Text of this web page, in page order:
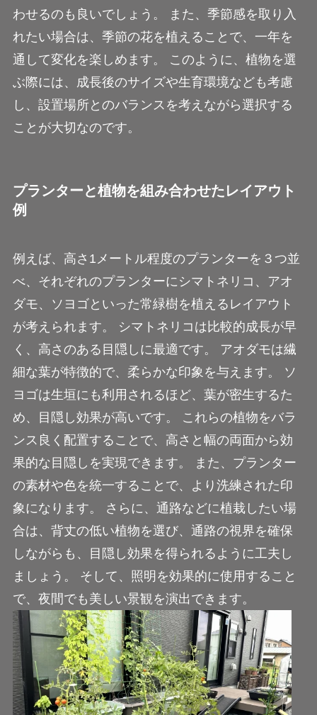
わせるのも良いでしょう。 また、季節感を取り入
れたい場合は、季節の花を植えることで、一年を
通して変化を楽しめます。 このように、植物を選
ぶ際には、成長後のサイズや生育環境なども考慮
し、設置場所とのバランスを考えながら選択する
ことが大切なのです。
プランターと植物を組み合わせたレイアウト
例
例えば、高さ1メートル程度のプランターを３つ並
べ、それぞれのプランターにシマトネリコ、アオ
ダモ、ソヨゴといった常緑樹を植えるレイアウト
が考えられます。 シマトネリコは比較的成長が早
く、高さのある目隠しに最適です。 アオダモは繊
細な葉が特徴的で、柔らかな印象を与えます。 ソ
ヨゴは生垣にも利用されるほど、葉が密生するた
め、目隠し効果が高いです。 これらの植物をバラ
ンス良く配置することで、高さと幅の両面から効
果的な目隠しを実現できます。 また、プランター
の素材や色を統一することで、より洗練された印
象になります。 さらに、通路などに植栽したい場
合は、背丈の低い植物を選び、通路の視界を確保
しながらも、目隠し効果を得られるように工夫し
ましょう。 そして、照明を効果的に使用すること
で、夜間でも美しい景観を演出できます。